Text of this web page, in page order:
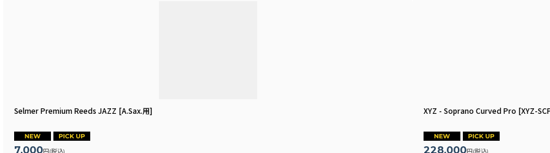
Selmer Premium Reeds JAZZ [A.Sax.用]
7,000円(税込)
XYZ - Soprano Curved Pro [XYZ-
228,000円(税込)